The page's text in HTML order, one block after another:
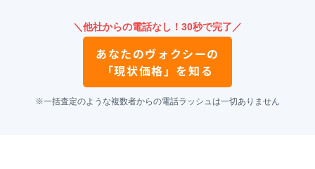
＼他社からの電話なし！30秒で完了／
あなたのヴォクシーの
「現状価格」を知る
※一括査定のような複数者からの電話ラッシュは一切ありません